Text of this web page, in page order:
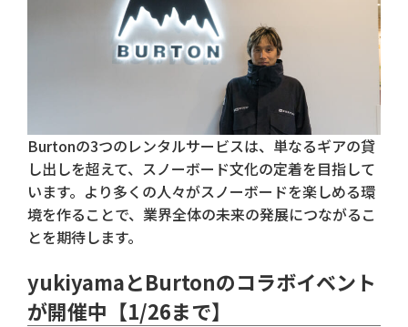
Burtonの3つのレンタルサービスは、単なるギアの貸
し出しを超えて、スノーボード文化の定着を目指して
います。より多くの人々がスノーボードを楽しめる環
境を作ることで、業界全体の未来の発展につながるこ
とを期待します。
yukiyamaとBurtonのコラボイベント
が開催中【1/26まで】